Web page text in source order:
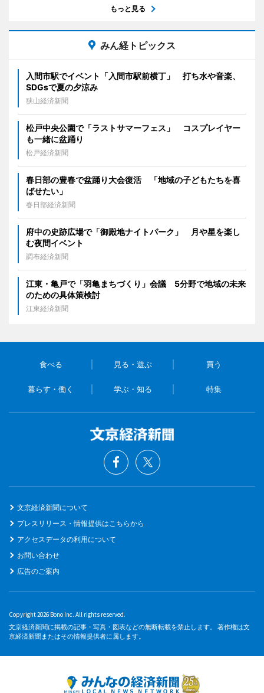
もっと見る
みん経トピックス
入間市駅でイベント「入間市駅前横丁」 打ち水や音楽、
SDGsで夏の夕涼み
狭山経済新聞
松戸中央公園で「ラストサマーフェス」 コスプレイヤー
も一緒に盆踊り
松戸経済新聞
春日部の豊春で盆踊り大会復活 「地域の子どもたちを喜
ばせたい」
春日部経済新聞
府中の史跡広場で「御殿地ナイトパーク」 月や星を楽し
む夜間イベント
調布経済新聞
江東・亀戸で「羽亀まちづくり」会議 5分野で地域の未来
のための具体策検討
江東経済新聞
食べる 見る・遊ぶ 買う
暮らす・働く 学ぶ・知る 特集
文京経済新聞について
プレスリリース・情報提供はこちらから
アクセスデータの利用について
お問い合わせ
広告のご案内
Copyright 2026 Bono Inc. All rights reserved.
文京経済新聞に掲載の記事・写真・図表などの無断転載を禁止します。 著作権は文
京経済新聞またはその情報提供者に属します。